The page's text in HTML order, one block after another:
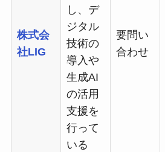
株式会
社LIG
し、デ
ジタル
技術の
導入や
生成AI
の活用
支援を
行って
いる
要問い
合わせ